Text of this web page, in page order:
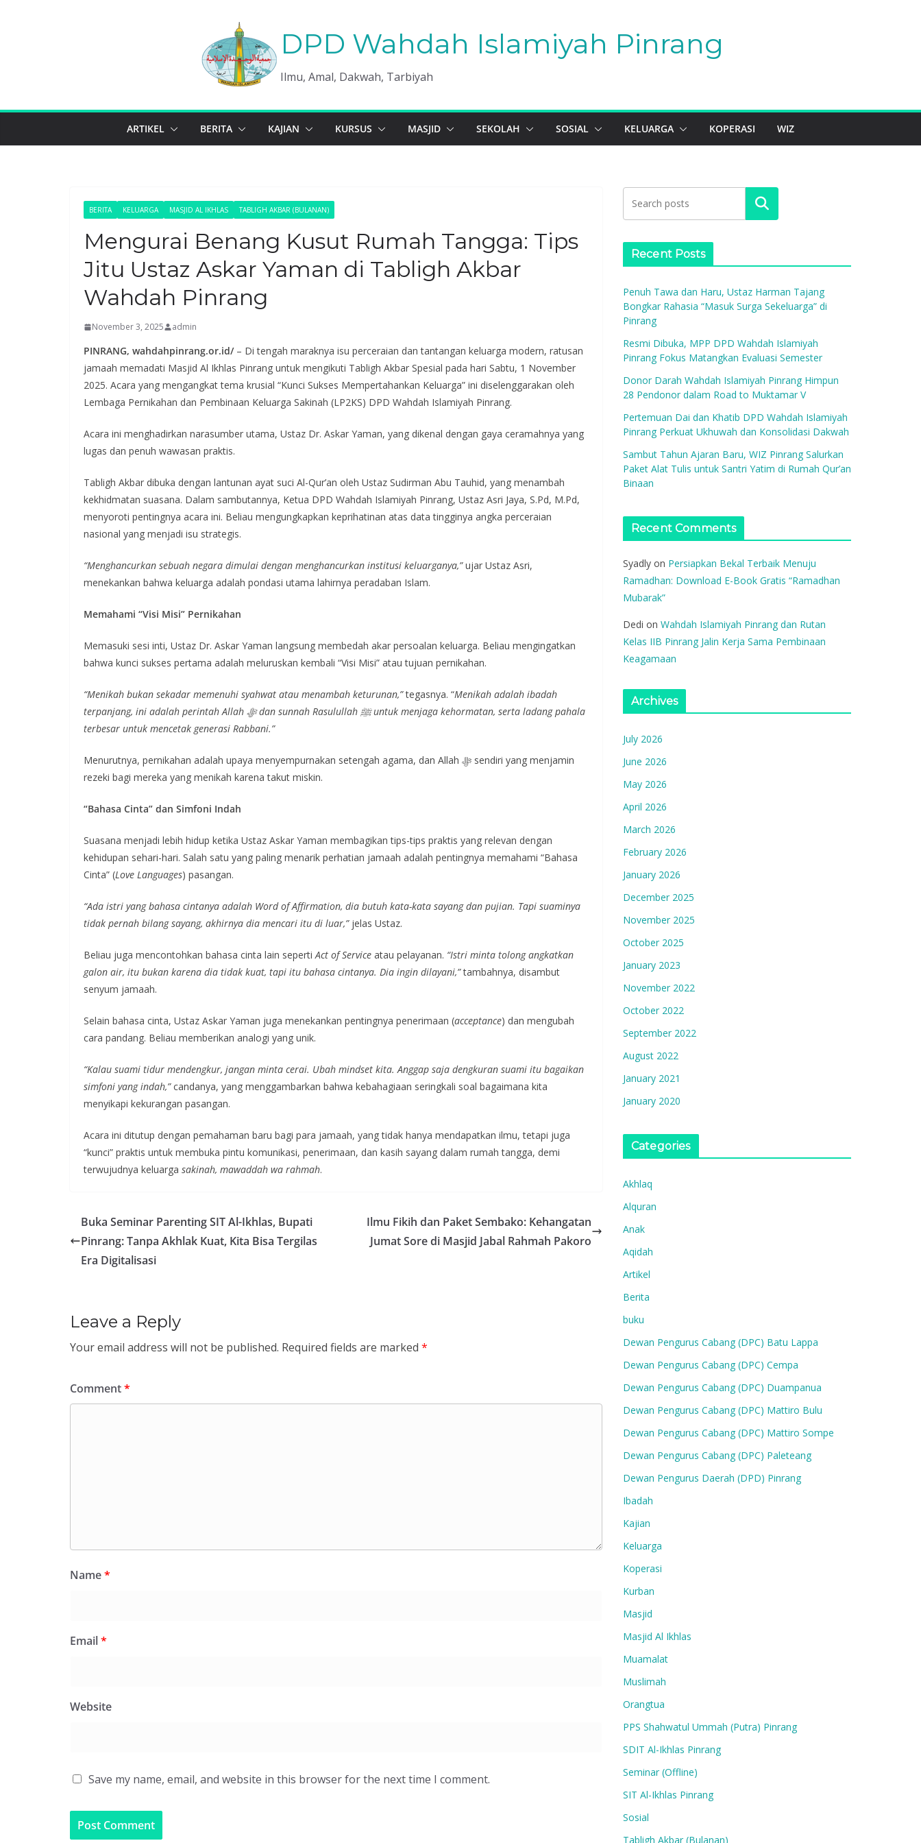
DPD Wahdah Islamiyah Pinrang
Ilmu, Amal, Dakwah, Tarbiyah
ARTIKEL BERITA KAJIAN KURSUS MASJID SEKOLAH SOSIAL KELUARGA KOPERASI WIZ
BERITA KELUARGA MASJID AL IKHLAS TABLIGH AKBAR (BULANAN)
Mengurai Benang Kusut Rumah Tangga: Tips
Jitu Ustaz Askar Yaman di Tabligh Akbar
Wahdah Pinrang
November 3, 2025 admin
PINRANG, wahdahpinrang.or.id/– Di tengah maraknya isu perceraian dan tantangan keluarga modern, ratusan
jamaah memadati Masjid Al Ikhlas Pinrang untuk mengikuti Tabligh Akbar Spesial pada hari Sabtu, 1 November
2025. Acara yang mengangkat tema krusial “Kunci Sukses Mempertahankan Keluarga” ini diselenggarakan oleh
Lembaga Pernikahan dan Pembinaan Keluarga Sakinah (LP2KS) DPD Wahdah Islamiyah Pinrang.
Acara ini menghadirkan narasumber utama, Ustaz Dr. Askar Yaman, yang dikenal dengan gaya ceramahnya yang
lugas dan penuh wawasan praktis.
Tabligh Akbar dibuka dengan lantunan ayat suci Al-Qur’an oleh Ustaz Sudirman Abu Tauhid, yang menambah
kekhidmatan suasana. Dalam sambutannya, Ketua DPD Wahdah Islamiyah Pinrang, Ustaz Asri Jaya, S.Pd, M.Pd,
menyoroti pentingnya acara ini. Beliau mengungkapkan keprihatinan atas data tingginya angka perceraian
nasional yang menjadi isu strategis.
“Menghancurkan sebuah negara dimulai dengan menghancurkan institusi keluarganya,”ujar Ustaz Asri,
menekankan bahwa keluarga adalah pondasi utama lahirnya peradaban Islam.
Memahami “Visi Misi” Pernikahan
Memasuki sesi inti, Ustaz Dr. Askar Yaman langsung membedah akar persoalan keluarga. Beliau mengingatkan
bahwa kunci sukses pertama adalah meluruskan kembali “Visi Misi” atau tujuan pernikahan.
“Menikah bukan sekadar memenuhi syahwat atau menambah keturunan,”tegasnya. “Menikah adalah ibadah
terpanjang, ini adalah perintah Allah ﷻ dan sunnah Rasulullah ﷺ untuk menjaga kehormatan, serta ladang pahala
terbesar untuk mencetak generasi Rabbani.”
Menurutnya, pernikahan adalah upaya menyempurnakan setengah agama, dan Allah ﷻ sendiri yang menjamin
rezeki bagi mereka yang menikah karena takut miskin.
“Bahasa Cinta” dan Simfoni Indah
Suasana menjadi lebih hidup ketika Ustaz Askar Yaman membagikan tips-tips praktis yang relevan dengan
kehidupan sehari-hari. Salah satu yang paling menarik perhatian jamaah adalah pentingnya memahami “Bahasa
Cinta” (Love Languages) pasangan.
“Ada istri yang bahasa cintanya adalah Word of Affirmation, dia butuh kata-kata sayang dan pujian. Tapi suaminya
tidak pernah bilang sayang, akhirnya dia mencari itu di luar,” jelas Ustaz.
Beliau juga mencontohkan bahasa cinta lain sepertiAct of Service atau pelayanan. “Istri minta tolong angkatkan
galon air, itu bukan karena dia tidak kuat, tapi itu bahasa cintanya. Dia ingin dilayani,”tambahnya, disambut
senyum jamaah.
Selain bahasa cinta, Ustaz Askar Yaman juga menekankan pentingnya penerimaan (acceptance) dan mengubah
cara pandang. Beliau memberikan analogi yang unik.
“Kalau suami tidur mendengkur, jangan minta cerai. Ubah mindset kita. Anggap saja dengkuran suami itu bagaikan
simfoni yang indah,”candanya, yang menggambarkan bahwa kebahagiaan seringkali soal bagaimana kita
menyikapi kekurangan pasangan.
Acara ini ditutup dengan pemahaman baru bagi para jamaah, yang tidak hanya mendapatkan ilmu, tetapi juga
“kunci” praktis untuk membuka pintu komunikasi, penerimaan, dan kasih sayang dalam rumah tangga, demi
terwujudnya keluarga sakinah, mawaddah wa rahmah.
Buka Seminar Parenting SIT Al-Ikhlas, Bupati
Pinrang: Tanpa Akhlak Kuat, Kita Bisa Tergilas
Era Digitalisasi
Ilmu Fikih dan Paket Sembako: Kehangatan
Jumat Sore di Masjid Jabal Rahmah Pakoro
Leave a Reply
Your email address will not be published. Required fields are marked *
Comment*
Name*
Email*
Website
Save my name, email, and website in this browser for the next time I comment.
Search
Recent Posts
Penuh Tawa dan Haru, Ustaz Harman Tajang
Bongkar Rahasia “Masuk Surga Sekeluarga” di
Pinrang
Resmi Dibuka, MPP DPD Wahdah Islamiyah
Pinrang Fokus Matangkan Evaluasi Semester
Donor Darah Wahdah Islamiyah Pinrang Himpun
28 Pendonor dalam Road to Muktamar V
Pertemuan Dai dan Khatib DPD Wahdah Islamiyah
Pinrang Perkuat Ukhuwah dan Konsolidasi Dakwah
Sambut Tahun Ajaran Baru, WIZ Pinrang Salurkan
Paket Alat Tulis untuk Santri Yatim di Rumah Qur’an
Binaan
Recent Comments
Syadly on Persiapkan Bekal Terbaik Menuju
Ramadhan: Download E-Book Gratis “Ramadhan
Mubarak”
Dedi on Wahdah Islamiyah Pinrang dan Rutan
Kelas IIB Pinrang Jalin Kerja Sama Pembinaan
Keagamaan
Archives
July 2026
June 2026
May 2026
April 2026
March 2026
February 2026
January 2026
December 2025
November 2025
October 2025
January 2023
November 2022
October 2022
September 2022
August 2022
January 2021
January 2020
Categories
Akhlaq
Alquran
Anak
Aqidah
Artikel
Berita
buku
Dewan Pengurus Cabang (DPC) Batu Lappa
Dewan Pengurus Cabang (DPC) Cempa
Dewan Pengurus Cabang (DPC) Duampanua
Dewan Pengurus Cabang (DPC) Mattiro Bulu
Dewan Pengurus Cabang (DPC) Mattiro Sompe
Dewan Pengurus Cabang (DPC) Paleteang
Dewan Pengurus Daerah (DPD) Pinrang
Ibadah
Kajian
Keluarga
Koperasi
Kurban
Masjid
Masjid Al Ikhlas
Muamalat
Muslimah
Orangtua
PPS Shahwatul Ummah (Putra) Pinrang
SDIT Al-Ikhlas Pinrang
Seminar (Offline)
SIT Al-Ikhlas Pinrang
Sosial
Tabligh Akbar (Bulanan)